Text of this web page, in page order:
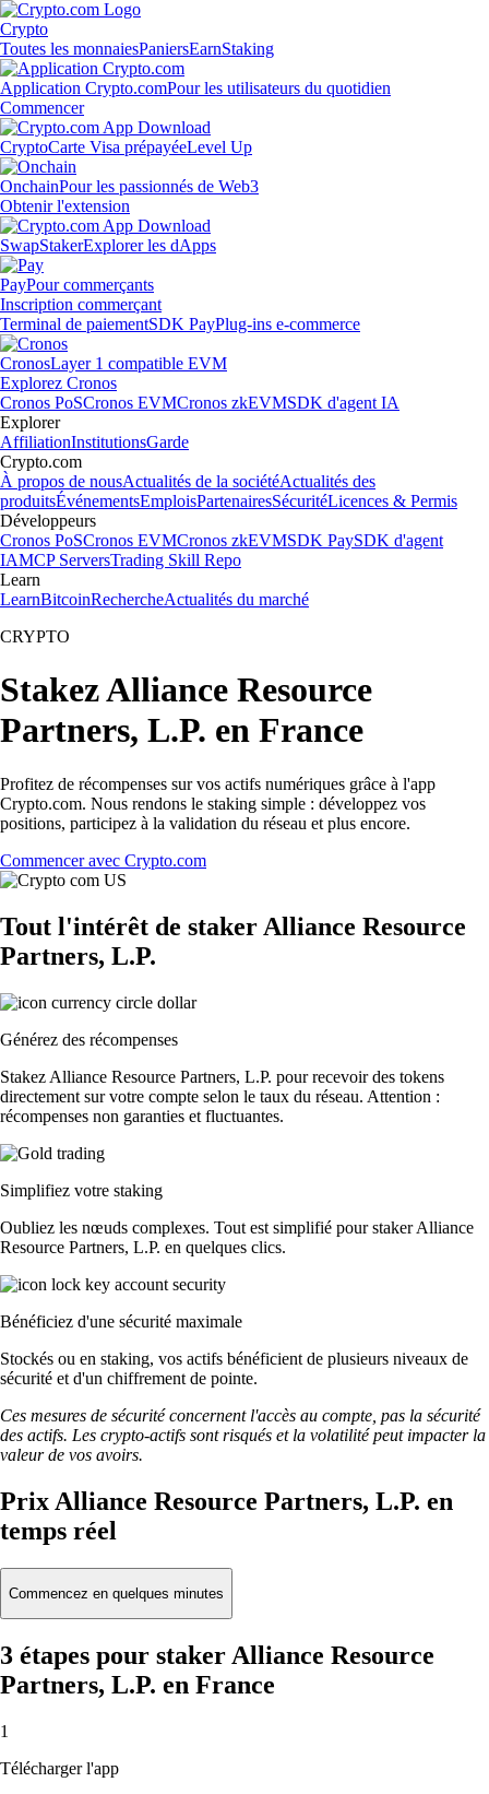
Crypto
Toutes les monnaiesPaniersEarnStaking
Application Crypto.comPour les utilisateurs du quotidien
Commencer
CryptoCarte Visa prépayéeLevel Up
OnchainPour les passionnés de Web3
Obtenir l'extension
SwapStakerExplorer les dApps
PayPour commerçants
Inscription commerçant
Terminal de paiementSDK PayPlug-ins e-commerce
CronosLayer 1 compatible EVM
Explorez Cronos
Cronos PoSCronos EVMCronos zkEVMSDK d'agent IA
Explorer
AffiliationInstitutionsGarde
Crypto.com
À propos de nousActualités de la sociétéActualités des
produitsÉvénementsEmploisPartenairesSécuritéLicences & Permis
Développeurs
Cronos PoSCronos EVMCronos zkEVMSDK PaySDK d'agent
IAMCP ServersTrading Skill Repo
Learn
LearnBitcoinRechercheActualités du marché
CRYPTO
Stakez Alliance Resource
Partners, L.P. en France
Profitez de récompenses sur vos actifs numériques grâce à l'app
Crypto.com. Nous rendons le staking simple : développez vos
positions, participez à la validation du réseau et plus encore.
Commencer avec Crypto.com
Tout l'intérêt de staker Alliance Resource
Partners, L.P.
Générez des récompenses
Stakez Alliance Resource Partners, L.P. pour recevoir des tokens
directement sur votre compte selon le taux du réseau. Attention :
récompenses non garanties et fluctuantes.
Simplifiez votre staking
Oubliez les nœuds complexes. Tout est simplifié pour staker Alliance
Resource Partners, L.P. en quelques clics.
Bénéficiez d'une sécurité maximale
Stockés ou en staking, vos actifs bénéficient de plusieurs niveaux de
sécurité et d'un chiffrement de pointe.
Ces mesures de sécurité concernent l'accès au compte, pas la sécurité
des actifs. Les crypto-actifs sont risqués et la volatilité peut impacter la
valeur de vos avoirs.
Prix Alliance Resource Partners, L.P. en
temps réel
Commencez en quelques minutes
3 étapes pour staker Alliance Resource
Partners, L.P. en France
1
Télécharger l'app